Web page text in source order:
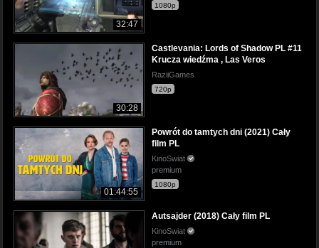
32:47
1080p
30:28
Castlevania: Lords of Shadow PL #11
Krucza wiedźma , Las Veros
RaziiGames
720p
01:44:55
Powrót do tamtych dni (2021) Cały
film PL
KinoSwiat
premium
1080p
Autsajder (2018) Cały film PL
KinoSwiat
premium